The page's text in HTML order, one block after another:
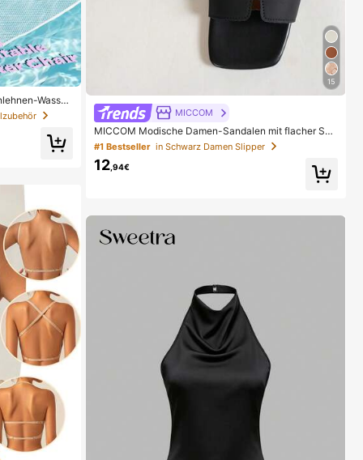
Wasser
Mesh-aufb
Strand-Heiß
15
MICCOM
MICCOM Modische Damen-Sandalen mit flacher Soh
le, quadratischer Zehenpartie und offener Zehenparti
e, vielseitig für Frühling/Sommer, neue Sandalen, lässi
g für den Alltag
#1 Bestseller in Schwarz Damen Slipper
12,94€